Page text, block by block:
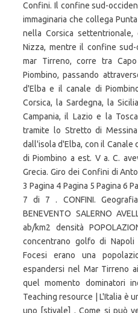
Confini. Il confine sud-
immaginaria che collega
nella Corsica
Nizza, mentre il confine
mar Tirreno, corre tra
Piombino, passando
d'Elba e il canale di
Corsica, la Sardegna, la
Campania, il Lazio e la
tramite lo Stretto di
dall'isola d'Elba, con il Canale
di Piombino a est. V a. C.
Grecia. Giro dei Confini di
3 Pagina 4 Pagina 5 Pagina 6
7 di 7 . CONFINI.
BENEVENTO SALERNO
ab/km2 densità
concentrano golfo di Napoli
Focesi erano una
espandersi nel Mar Tirreno
quel momento dominatori
Teaching resource | L'Italia è
uno [stivale] . Come si può